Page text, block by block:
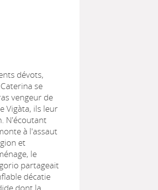
dévots,
se
vengeur de
Vigàta, ils leur
N'écoutant
à l'assaut
et
le
partageait
décatie